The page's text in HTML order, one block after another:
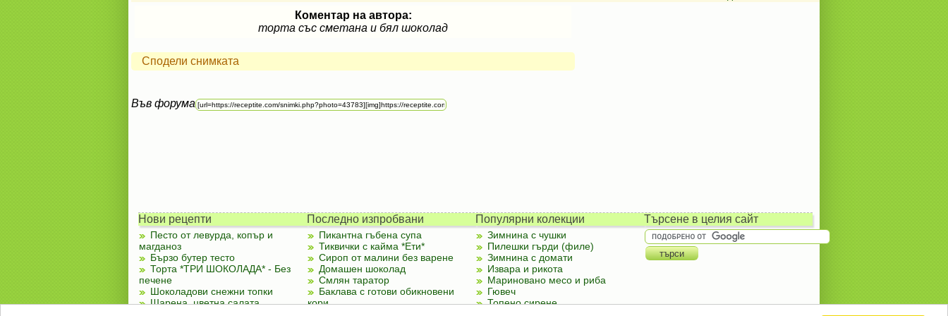
Коментар на автора:
торта със сметана и бял шоколад
Сподели снимката
Във форума
Нови рецепти
Песто от левурда, копър и
магданоз
Бързо бутер тесто
Торта *ТРИ ШОКОЛАДА* - Без
печене
Шоколадови снежни топки
Шарена, цветна салата
Последно изпробвани
Пикантна гъбена супа
Тиквички с кайма *Ети*
Сироп от малини без варене
Домашен шоколад
Смлян таратор
Баклава с готови обикновени
кори
Популярни колекции
Зимнина с чушки
Пилешки гърди (филе)
Зимнина с домати
Извара и рикота
Мариновано месо и риба
Гювеч
Топено сирене
Търсене в целия сайт